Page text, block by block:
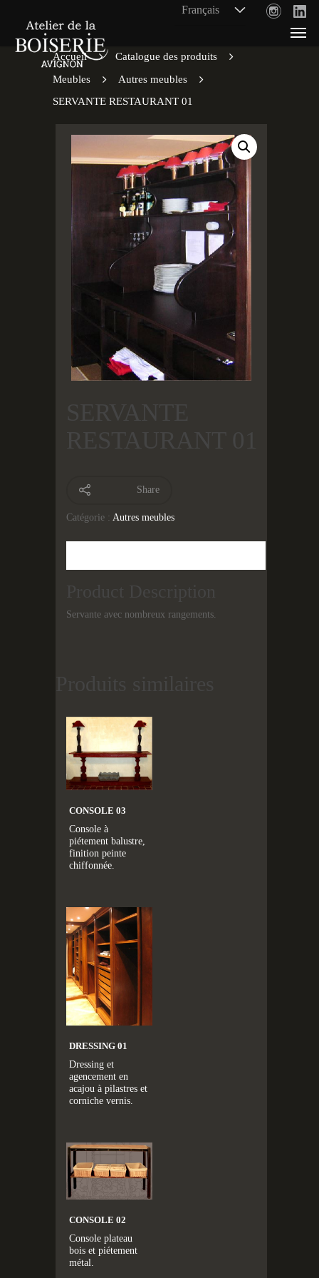
Accueil
Catalogue des produits
Meubles
Autres meubles
SERVANTE RESTAURANT 01
Share
Catégorie : Autres meubles
Servante avec nombreux rangements.
CONSOLE 03
Console à
piétement balustre,
finition peinte
chiffonnée.
DRESSING 01
Dressing et
agencement en
acajou à pilastres et
corniche vernis.
CONSOLE 02
Console plateau
bois et piétement
métal.